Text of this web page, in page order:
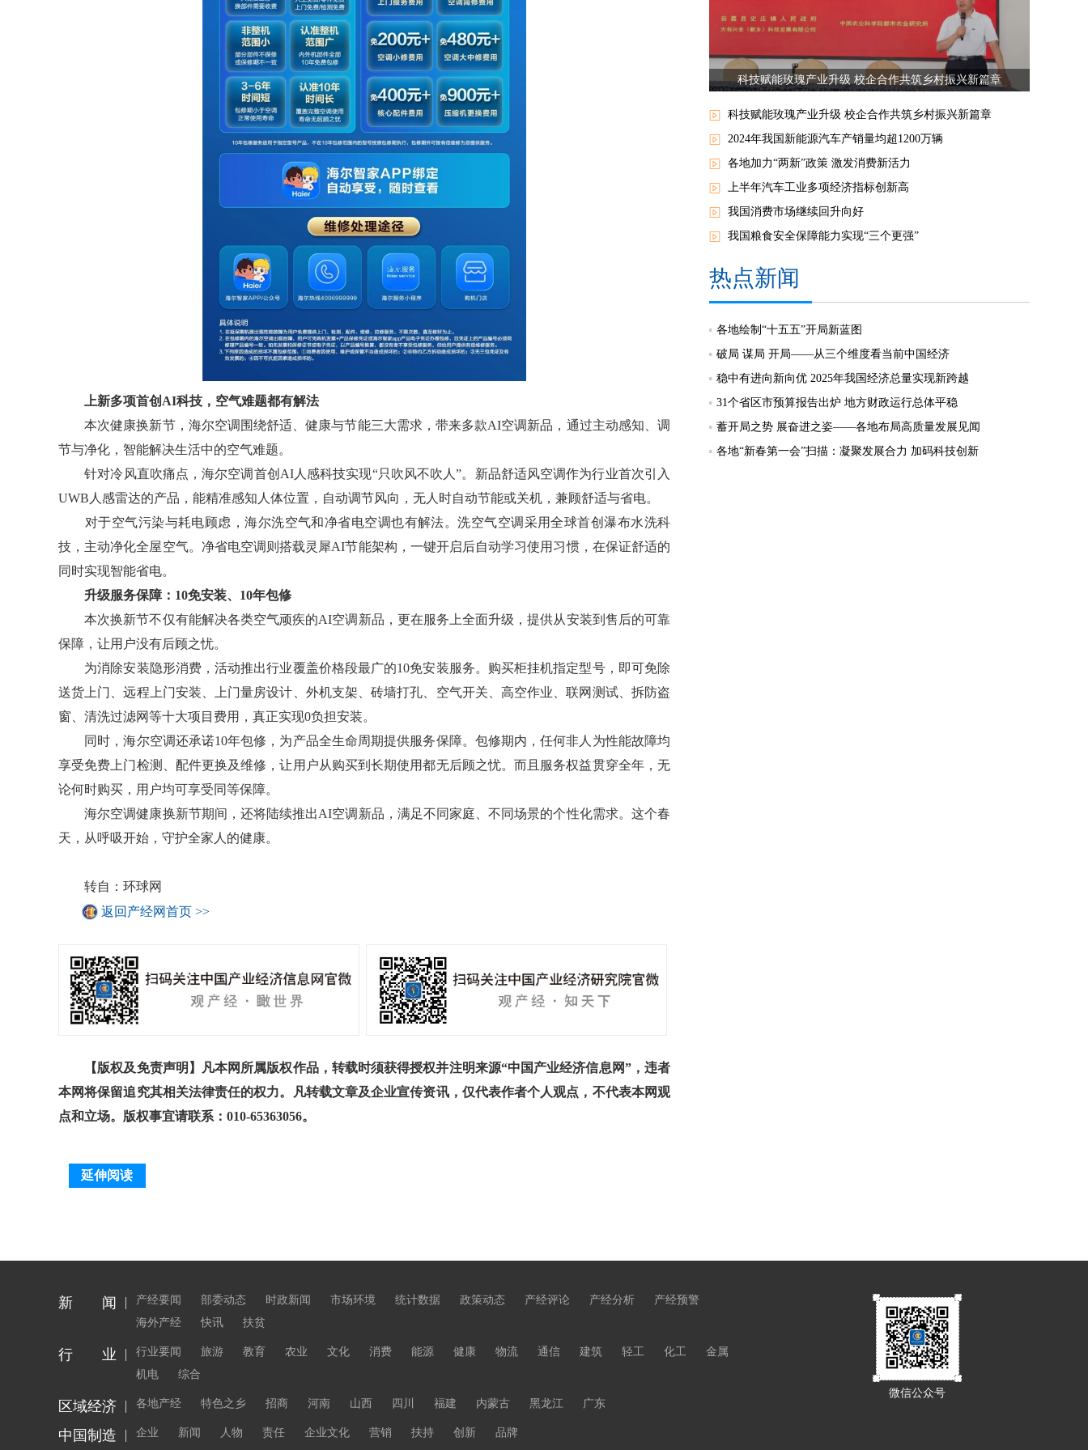
上新多项首创AI科技，空气难题都有解法
本次健康换新节，海尔空调围绕舒适、健康与节能三大需求，带来多款AI空调新品，通过主动感知、调
节与净化，智能解决生活中的空气难题。
针对冷风直吹痛点，海尔空调首创AI人感科技实现“只吹风不吹人”。新品舒适风空调作为行业首次引入
UWB人感雷达的产品，能精准感知人体位置，自动调节风向，无人时自动节能或关机，兼顾舒适与省电。
对于空气污染与耗电顾虑，海尔洗空气和净省电空调也有解法。洗空气空调采用全球首创瀑布水洗科
技，主动净化全屋空气。净省电空调则搭载灵犀AI节能架构，一键开启后自动学习使用习惯，在保证舒适的
同时实现智能省电。
升级服务保障：10免安装、10年包修
本次换新节不仅有能解决各类空气顽疾的AI空调新品，更在服务上全面升级，提供从安装到售后的可靠
保障，让用户没有后顾之忧。
为消除安装隐形消费，活动推出行业覆盖价格段最广的10免安装服务。购买柜挂机指定型号，即可免除
送货上门、远程上门安装、上门量房设计、外机支架、砖墙打孔、空气开关、高空作业、联网测试、拆防盗
窗、清洗过滤网等十大项目费用，真正实现0负担安装。
同时，海尔空调还承诺10年包修，为产品全生命周期提供服务保障。包修期内，任何非人为性能故障均
享受免费上门检测、配件更换及维修，让用户从购买到长期使用都无后顾之忧。而且服务权益贯穿全年，无
论何时购买，用户均可享受同等保障。
海尔空调健康换新节期间，还将陆续推出AI空调新品，满足不同家庭、不同场景的个性化需求。这个春
天，从呼吸开始，守护全家人的健康。
转自：环球网
返回产经网首页 >>
【版权及免责声明】凡本网所属版权作品，转载时须获得授权并注明来源“中国产业经济信息网”，违者
本网将保留追究其相关法律责任的权力。凡转载文章及企业宣传资讯，仅代表作者个人观点，不代表本网观
点和立场。版权事宜请联系：010-65363056。
延伸阅读
科技赋能玫瑰产业升级 校企合作共筑乡村振兴新篇章
科技赋能玫瑰产业升级 校企合作共筑乡村振兴新篇章
2024年我国新能源汽车产销量均超1200万辆
各地加力“两新”政策 激发消费新活力
上半年汽车工业多项经济指标创新高
我国消费市场继续回升向好
我国粮食安全保障能力实现“三个更强”
热点新闻
各地绘制“十五五”开局新蓝图
破局 谋局 开局——从三个维度看当前中国经济
稳中有进向新向优 2025年我国经济总量实现新跨越
31个省区市预算报告出炉 地方财政运行总体平稳
蓄开局之势 展奋进之姿——各地布局高质量发展见闻
各地“新春第一会”扫描：凝聚发展合力 加码科技创新
微信公众号
新 闻 产经要闻 部委动态 时政新闻 市场环境 统计数据 政策动态 产经评论 产经分析
产经预警
海外产经
快讯 扶贫
行 业 行业要闻 旅游 教育 农业 文化 消费 能源 健康 物流 通信 建筑 轻工 化工
金属
机电
综合
区域经济 各地产经 特色之乡 招商 河南 山西 四川 福建 内蒙古 黑龙江 广东
中国制造 企业 新闻 人物 责任 企业文化 营销 扶持 创新 品牌